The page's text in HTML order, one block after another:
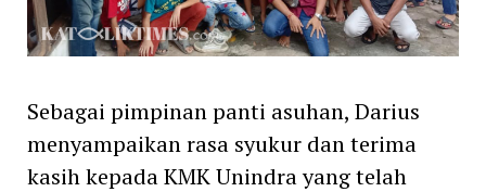
Sebagai pimpinan panti asuhan, Darius
menyampaikan rasa syukur dan terima
kasih kepada KMK Unindra yang telah